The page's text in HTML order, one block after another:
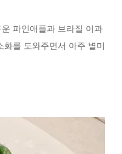
파인애플과 브라질 이과
를 도와주면서 아주 별미